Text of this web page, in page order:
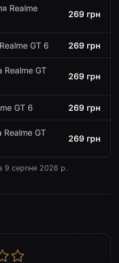
Realme
269 грн
GT 6 269 грн
GT
269 грн
GT 6 269 грн
GT
269 грн
9 серпня 2026 р.